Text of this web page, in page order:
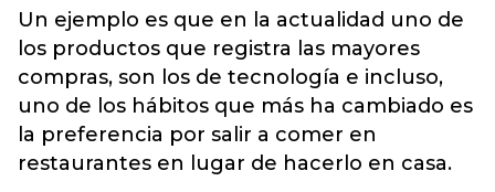
Un ejemplo es que en la actualidad uno de
los productos que registra las mayores
compras, son los de tecnología e incluso,
uno de los hábitos que más ha cambiado es
la preferencia por salir a comer en
restaurantes en lugar de hacerlo en casa.